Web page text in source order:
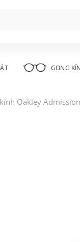
GỌNG
Oakley